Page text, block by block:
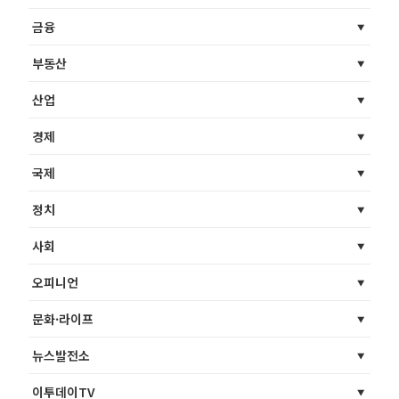
금융
부동산
산업
경제
국제
정치
사회
오피니언
문화·라이프
뉴스발전소
이투데이TV